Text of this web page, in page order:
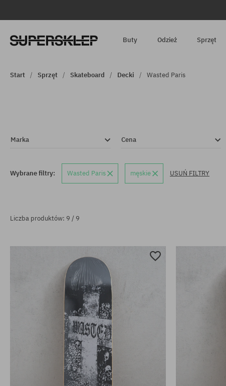
Buty Odzież Sprzęt
Start Sprzęt Skateboard Decki Wasted Paris
Marka Cena
Wybrane filtry: Wasted Paris męskie USUŃ FILTRY
Liczba produktów: 9 / 9